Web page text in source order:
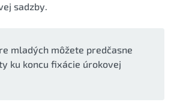
sadzby.
mladých môžete predčasne
ku koncu fixácie úrokovej